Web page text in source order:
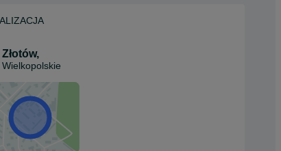
Złotów,
Wielkopolskie